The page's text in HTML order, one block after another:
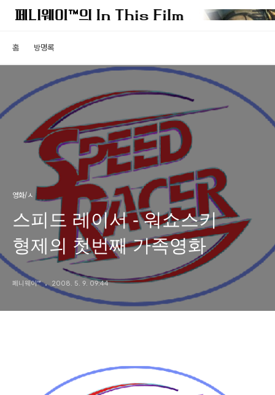
홈 방명록
영화/ㅅ
스피드 레이서 - 워쇼스키
형제의 첫번째 가족영화
페니웨이™ 2008. 5. 9. 09:44